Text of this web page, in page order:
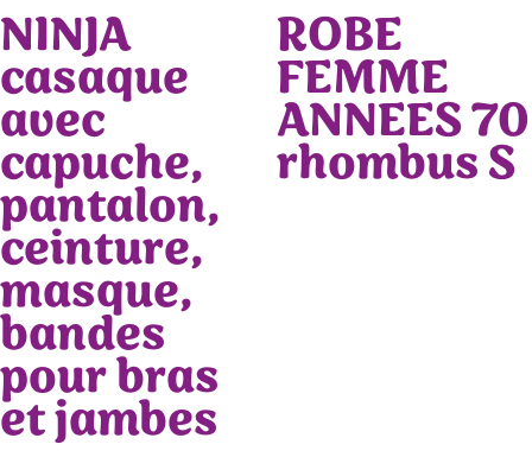
NINJA
casaque
avec
capuche,
pantalon,
ceinture,
masque,
bandes
pour bras
et jambes
ROBE
FEMME
ANNEES 70
rhombus S